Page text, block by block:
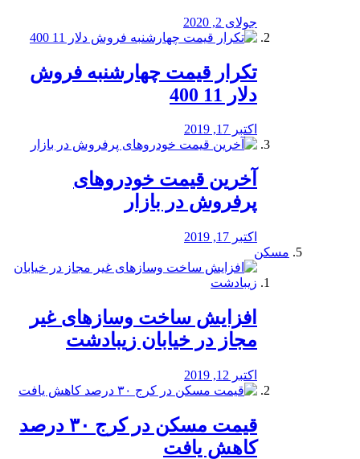
جولای 2, 2020
تکرار قیمت چهارشنبه فروش
دلار 11 400
اکتبر 17, 2019
آخرین قیمت خودرو‌های
پرفروش در بازار
اکتبر 17, 2019
مسکن
افزایش ساخت وسازهای غیر
مجاز در خیابان زیبادشت
اکتبر 12, 2019
️قیمت مسکن در کرج ۳۰ درصد
کاهش یافت